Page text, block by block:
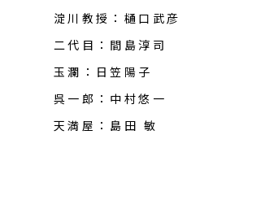
淀川教授：樋口武彦
二代目：間島淳司
玉瀾：日笠陽子
呉一郎：中村悠一
天満屋：島田 敏